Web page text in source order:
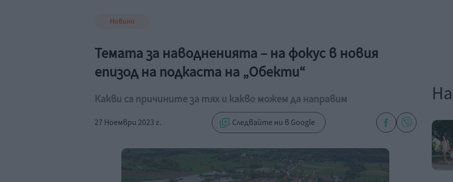
Новини
Темата за наводненията – на фокус в новия
епизод на подкаста на „Обекти“
Какви са причините за тях и какво можем да направим
27 Ноември 2023 г. Следвайте ни в Google